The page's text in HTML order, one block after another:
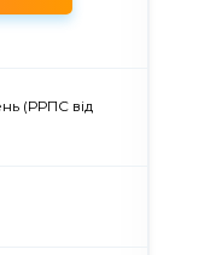
(РРПС від